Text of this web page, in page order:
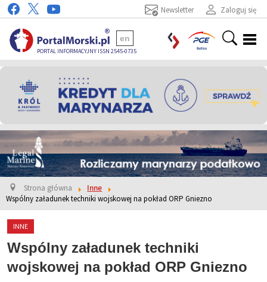
Zaloguj się
Newsletter
PORTAL INFORMACYJNY ISSN 2545-0735
en
Strona główna
Inne
Wspólny załadunek techniki wojskowej na pokład ORP Gniezno
INNE
Wspólny załadunek techniki
wojskowej na pokład ORP Gniezno